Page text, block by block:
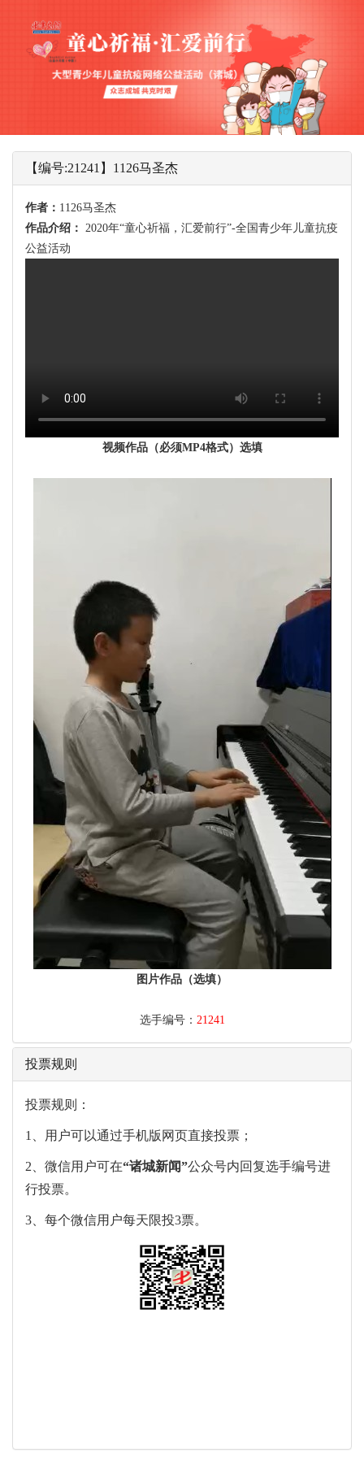
【编号:21241】1126马圣杰
作者： 1126马圣杰
作品介绍：
2020年“童心祈福，汇爱前行”-全国青少年儿童抗疫
公益活动
视频作品（必须MP4格式）选填
图片作品（选填）
选手编号： 21241
投票规则
投票规则：
1、用户可以通过手机版网页直接投票；
2、微信用户可在“诸城新闻”公众号内回复选手编号进
行投票。
3、每个微信用户每天限投3票。